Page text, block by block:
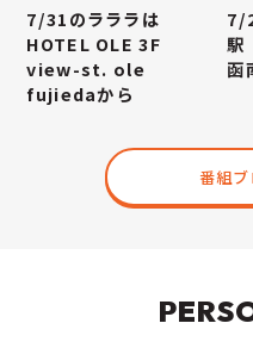
7/31のラララは
HOTEL OLE 3F
view-st. ole
fujiedaから
7/
駅
函
番組